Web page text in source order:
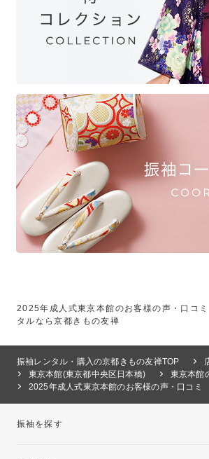
2025年成人式東京本館のお客様の声・口コ
タルなら京都きもの友禅
振袖レンタル・購入の京都きもの友禅TOP
東京本館(東京都中央区日本橋)
東京本館
2025年成人式東京本館のお客様の声・口コミ
振袖を探す